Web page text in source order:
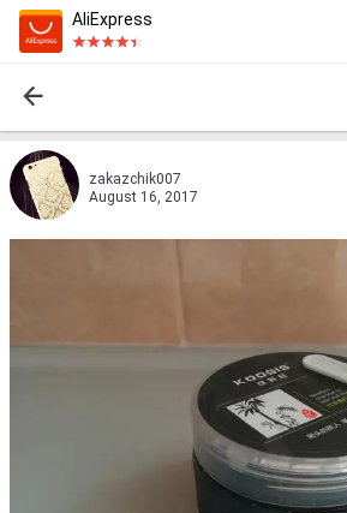
AliExpress
zakazchik007
August 16, 2017